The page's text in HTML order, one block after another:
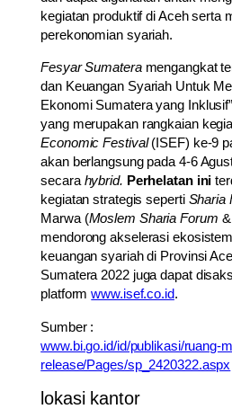
kegiatan produktif di Aceh serta
perekonomian syariah.
Fesyar Sumatera mengangkat
dan Keuangan Syariah Untuk
Ekonomi Sumatera yang Inklusif”
yang merupakan rangkaian
Economic Festival(ISEF) ke-9
akan berlangsung pada 4-6
secarahybrid. Perhelatan ini
kegiatan strategis seperti Sharia
Marwa (Moslem Sharia Forum
mendorong akselerasi
keuangan syariah di Provinsi
Sumatera 2022 juga dapat
platformwww.isef.co.id.
Sumber :
www.bi.go.id/id/publikasi/ruang-
release/Pages/sp_2420322.aspx
lokasi kantor